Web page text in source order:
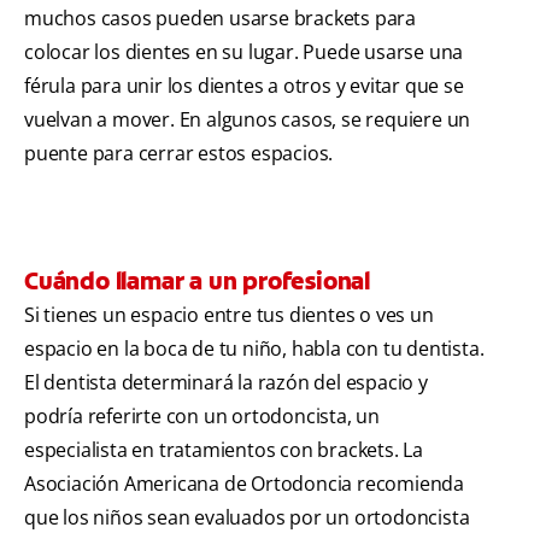
muchos casos pueden usarse brackets para
colocar los dientes en su lugar. Puede usarse una
férula para unir los dientes a otros y evitar que se
vuelvan a mover. En algunos casos, se requiere un
puente para cerrar estos espacios.
Cuándo llamar a un profesional
Si tienes un espacio entre tus dientes o ves un
espacio en la boca de tu niño, habla con tu dentista.
El dentista determinará la razón del espacio y
podría referirte con un ortodoncista, un
especialista en tratamientos con brackets. La
Asociación Americana de Ortodoncia recomienda
que los niños sean evaluados por un ortodoncista